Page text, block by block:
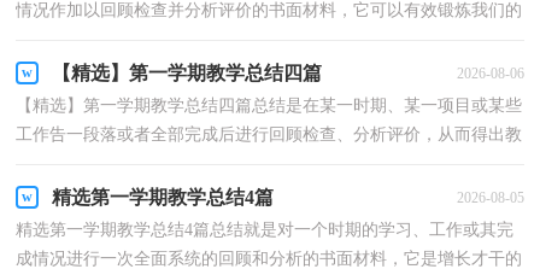
情况作加以回顾检查并分析评价的书面材料，它可以有效锻炼我们的
【精选】第一学期教学总结四篇 2026-08-06
【精选】第一学期教学总结四篇总结是在某一时期、某一项目或某些
工作告一段落或者全部完成后进行回顾检查、分析评价，从而得出教
精选第一学期教学总结4篇 2026-08-05
精选第一学期教学总结4篇总结就是对一个时期的学习、工作或其完
成情况进行一次全面系统的回顾和分析的书面材料，它是增长才干的